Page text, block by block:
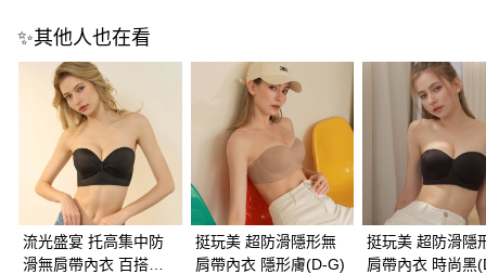
✨其他人也在看
流光盛宴 托高集中防
滑無肩帶內衣 百搭黑
挺玩美 超防滑隱形無
肩帶內衣 隱形膚(D-G)
挺玩美 超防滑隱
肩帶內衣 時尚黑